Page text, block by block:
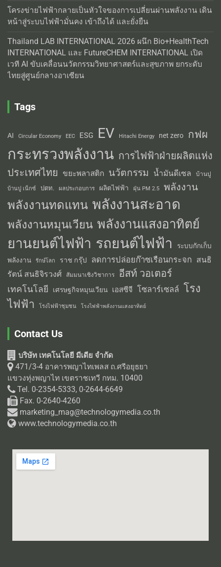
โครงข่ายไฟฟ้ากลายเป็นหัวใจของการเปลี่ยนผ่านพลังงาน เดิน
หน้าสู่ระบบไฟฟ้ามั่นคง เข้าถึงได้ และยั่งยืน
Thailand LAB INTERNATIONAL 2026 ผนึก Bio+HealthTech
INTERNATIONAL และ FutureCHEM INTERNATIONAL เปิด
เวที AI ขับเคลื่อนนวัตกรรมวิทยาศาสตร์และสุขภาพ ยกระดับ
ไทยสู่ศูนย์กลางอาเซียน
Tags
AI Circular Economy EEC ESG EV Hitachi Energy net zero กฟผ
กระทรวงพลังงาน การไฟฟ้าฝ่ายผลิตแห่ง
ประเทศไทย
ขยะพลาสติก นวัตกรรม น้ำมันดีเซล บ้านปู
บ้านปู เน็กซ์ ปตท. ผลประกอบการ ผลิตไฟฟ้า ฝุ่น PM 2.5 พลังงาน
พลังงานทดแทน พลังงานสะอาด
พลังงานหมุนเวียน พลังงานแสงอาทิตย์
ยานยนต์ไฟฟ้า รถยนต์ไฟฟ้า
ระบบกักเก็บ
พลังงาน
รักษ์โลก ราช กรุ๊ป ลดการปล่อยก๊าซเรือนกระจก สนธิ
รัตน์ สนธิจิรวงศ์
สัมมนาเชิงวิชาการ อีสท์ วอเตอร์
เทคโนโลยี เศรษฐกิจหมุนเวียน เอสซีจี โซลาร์เซลล์ โรง
ไฟฟ้า
โรงไฟฟ้าชุมชน โรงไฟฟ้าพลังงานแสงอาทิตย์
Contact Us
บริษัท เทคโนโลยี มีเดีย จำกัด
471/3-4 อาคารพญาไทเพลส ถ.ศรีอยุธยา
แขวงทุ่งพญาไท เขตราชเทวี กทม. 10400
Tel. 0-2354-5333, 0-2644-6649
Fax. 0-2640-4260
marketing_mag@technologymedia.co.th
www.technologymedia.co.th